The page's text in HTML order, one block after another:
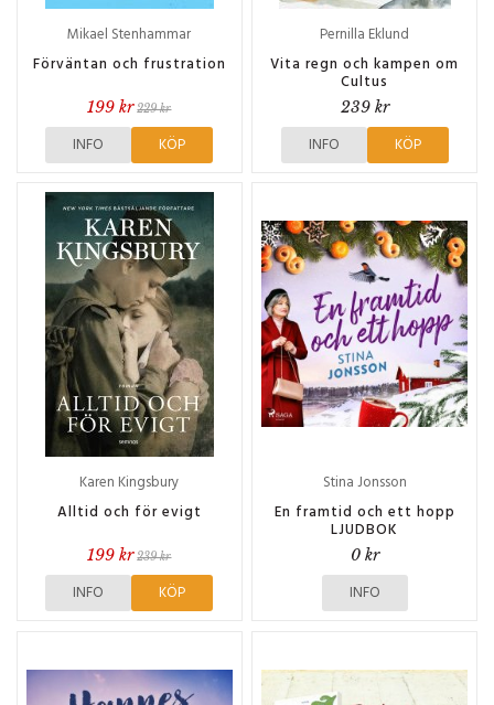
Mikael Stenhammar
Förväntan och frustration
199 kr 229 kr
INFO KÖP
Pernilla Eklund
Vita regn och kampen om
Cultus
239 kr
INFO KÖP
Karen Kingsbury
Alltid och för evigt
199 kr 239 kr
INFO KÖP
Stina Jonsson
En framtid och ett hopp
LJUDBOK
0 kr
INFO